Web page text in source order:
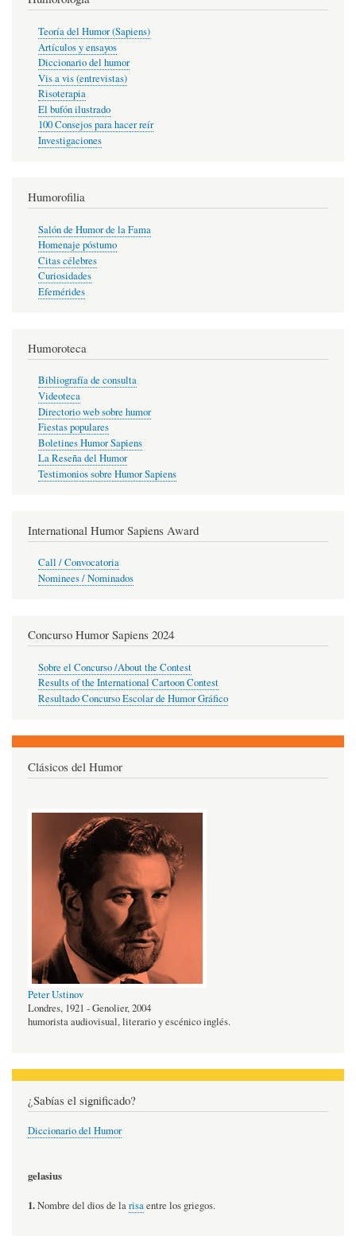
Teoría del Humor (Sapiens)
Artículos y ensayos
Diccionario del humor
Vis a vis (entrevistas)
Risoterapia
El bufón ilustrado
100 Consejos para hacer reír
Investigaciones
Humorofilia
Salón de Humor de la Fama
Homenaje póstumo
Citas célebres
Curiosidades
Efemérides
Humoroteca
Bibliografía de consulta
Videoteca
Directorio web sobre humor
Fiestas populares
Boletines Humor Sapiens
La Reseña del Humor
Testimonios sobre Humor Sapiens
International Humor Sapiens Award
Call / Convocatoria
Nominees / Nominados
Concurso Humor Sapiens 2024
Sobre el Concurso /About the Contest
Results of the International Cartoon Contest
Resultado Concurso Escolar de Humor Gráfico
Clásicos del Humor
Peter Ustinov
Londres, 1921 - Genolier, 2004
humorista audiovisual, literario y escénico inglés.
¿Sabías el significado?
Diccionario del Humor
gelasius
1.Nombre del dios de larisaentre los griegos.